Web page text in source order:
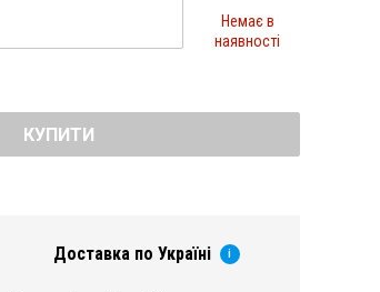
Немає в
наявності
КУПИТИ
Доставка по Україні i